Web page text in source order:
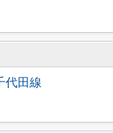
代田線